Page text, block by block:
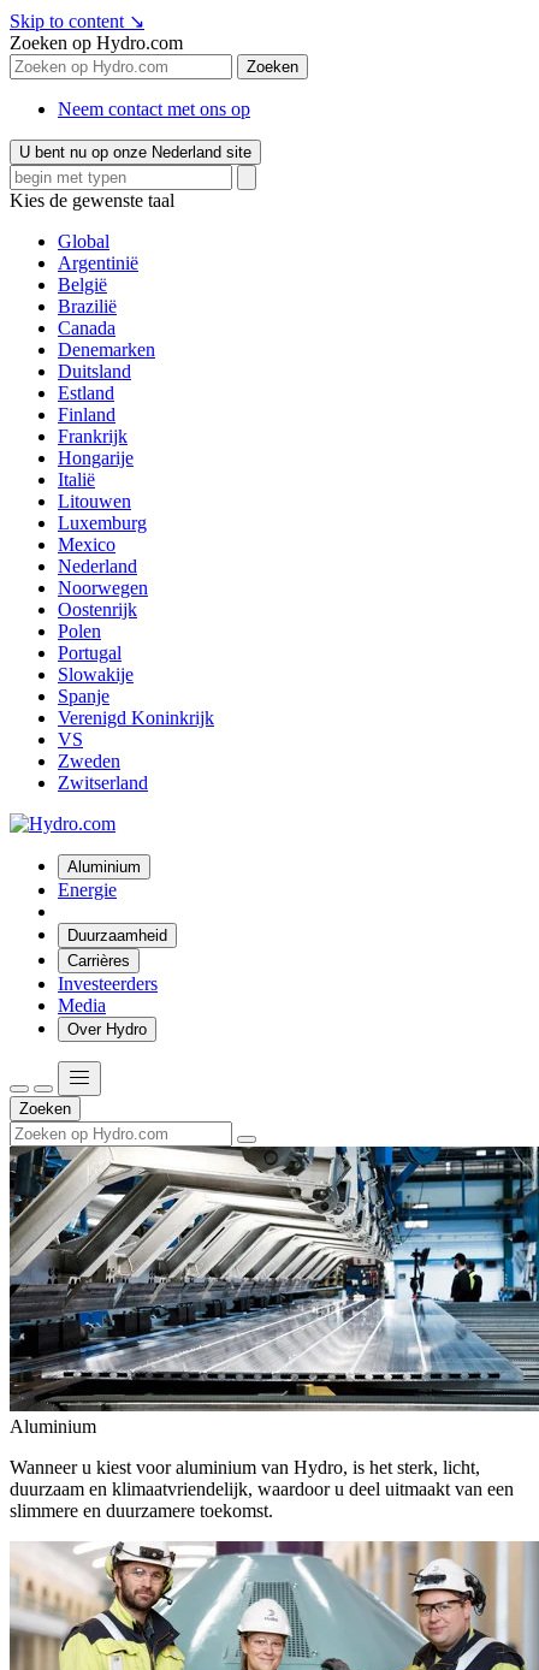
Skip to content ↘
Zoeken op Hydro.com
Zoeken
Neem contact met ons op
U bent nu op onze Nederland site
Kies de gewenste taal
Global
Argentinië
België
Brazilië
Canada
Denemarken
Duitsland
Estland
Finland
Frankrijk
Hongarije
Italië
Litouwen
Luxemburg
Mexico
Nederland
Noorwegen
Oostenrijk
Polen
Portugal
Slowakije
Spanje
Verenigd Koninkrijk
VS
Zweden
Zwitserland
Aluminium
Energie
Duurzaamheid
Carrières
Investeerders
Media
Over Hydro
Zoeken
Aluminium
Wanneer u kiest voor aluminium van Hydro, is het sterk, licht,
duurzaam en klimaatvriendelijk, waardoor u deel uitmaakt van een
slimmere en duurzamere toekomst.